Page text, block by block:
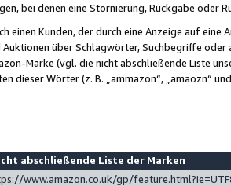
bei denen eine Stornierung, Rückgabe oder
einen Kunden, der durch eine Anzeige auf
Auktionen über Schlagwörter, Suchbegriffe
Marke (vgl. die nicht abschließende Liste
dieser Wörter (z. B. „ammazon“, „amaozn“
abschließende Liste der Marken
www.amazon.co.uk/gp/